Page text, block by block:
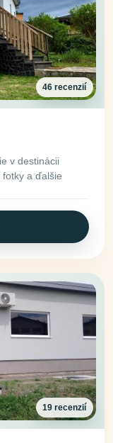
46 recenzií
v destinácii
fotky a ďalšie
19 recenzií